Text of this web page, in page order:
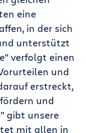
eine
in der sich
unterstützt
verfolgt einen
und
erstreckt,
und
gibt unsere
mit allen in